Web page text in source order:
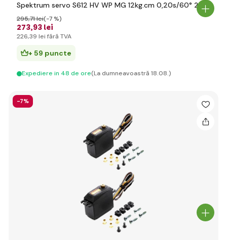
Spektrum servo S612 HV WP MG 12kg.cm 0,20s/60° 23T
273,93 lei
295,71 lei(-7 %)
226,39 lei fără TVA
+ 59 puncte
Expediere in 48 de ore(La dumneavoastră 18.08.)
-7%